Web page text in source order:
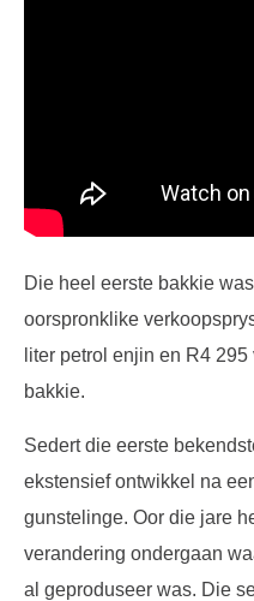
Die heel eerste bakkie
oorspronklike
liter petrol enjin en R4
bakkie.
Sedert die eerste
ekstensief ontwikkel na
gunstelinge. Oor die jare
verandering ondergaan
al geproduseer was. Die